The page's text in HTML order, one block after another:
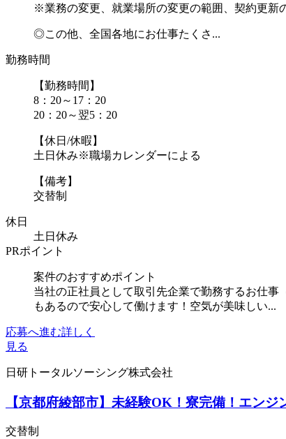
※業務の変更、就業場所の変更の範囲、契約更新
◎この他、全国各地にお仕事たくさ...
勤務時間
【勤務時間】
8：20～17：20
20：20～翌5：20
【休日/休暇】
土日休み※職場カレンダーによる
【備考】
交替制
休日
土日休み
PRポイント
案件のおすすめポイント
当社の正社員として取引先企業で勤務するお仕
もあるので安心して働けます！空気が美味しい...
応募へ進む詳しく
見る
日研トータルソーシング株式会社
【京都府綾部市】未経験OK！寮完備！エン
交替制